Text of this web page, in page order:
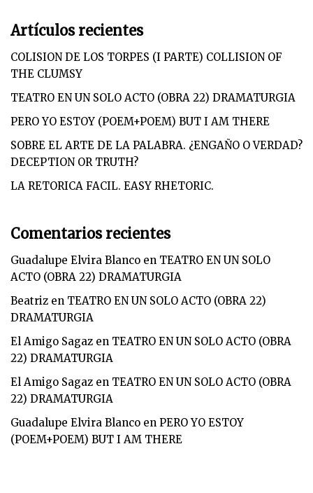
Artículos recientes
COLISION DE LOS TORPES (I PARTE) COLLISION OF
THE CLUMSY
TEATRO EN UN SOLO ACTO (OBRA 22) DRAMATURGIA
PERO YO ESTOY (POEM+POEM) BUT I AM THERE
SOBRE EL ARTE DE LA PALABRA. ¿ENGAÑO O VERDAD?
DECEPTION OR TRUTH?
LA RETORICA FACIL. EASY RHETORIC.
Comentarios recientes
Guadalupe Elvira Blanco en TEATRO EN UN SOLO
ACTO (OBRA 22) DRAMATURGIA
Beatriz en TEATRO EN UN SOLO ACTO (OBRA 22)
DRAMATURGIA
El Amigo Sagaz en TEATRO EN UN SOLO ACTO (OBRA
22) DRAMATURGIA
El Amigo Sagaz en TEATRO EN UN SOLO ACTO (OBRA
22) DRAMATURGIA
Guadalupe Elvira Blanco en PERO YO ESTOY
(POEM+POEM) BUT I AM THERE